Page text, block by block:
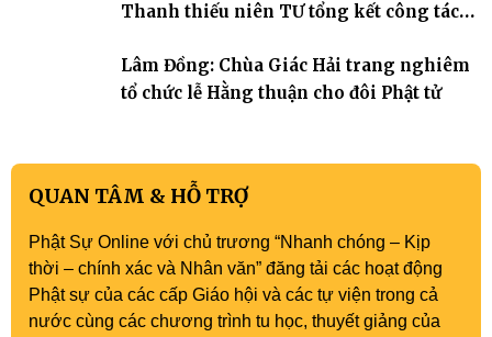
Thanh thiếu niên TƯ tổng kết công tác
Lâm Đồng: Chùa Giác Hải trang nghiêm
tổ chức lễ Hằng thuận cho đôi Phật tử
QUAN TÂM & HỖ TRỢ
Phật Sự Online với chủ trương “Nhanh chóng – Kịp
thời – chính xác và Nhân văn” đăng tải các hoạt động
Phật sự của các cấp Giáo hội và các tự viện trong cả
nước cùng các chương trình tu học, thuyết giảng của